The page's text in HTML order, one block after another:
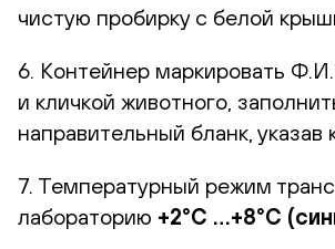
чистую пробирку с белой
6. Контейнер маркировать
и кличкой животного,
направительный бланк, указав
7. Температурный режим
лабораторию +2°С …+8°С